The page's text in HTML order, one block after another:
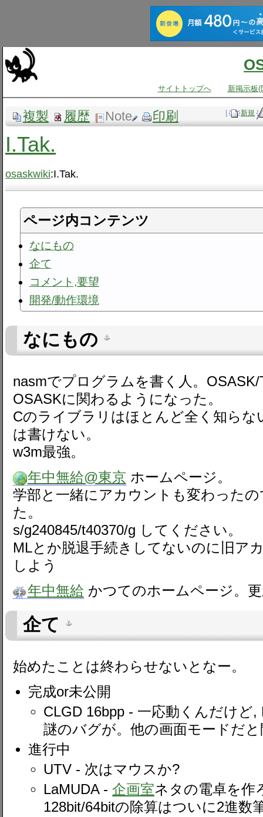
サイトトップへ 新掲示板(
| 新規
複製 履歴 Note 印刷
I.Tak.
osaskwiki:I.Tak.
ページ内コンテンツ
なにもの
企て
コメント,要望
開発/動作環境
なにもの
nasmでプログラムを書く人。
OSASKに関わるようになった。
Cのライブラリはほとんど全く知ら
は書けない。
w3m最強。
年中無給@東京 ホームページ。
学部と一緒にアカウントも変わった
た。
s/g240845/t40370/g してください。
MLとか脱退手続きしてないのに旧ア
しよう
年中無給 かつてのホームページ。
企て
始めたことは終わらせないとなー。
完成or未公開
CLGD 16bpp - 一応動くんだけど
謎のバグが。他の画面モードだ
進行中
UTV - 次はマウスか?
LaMUDA - 企画室ネタの電卓を作
128bit/64bitの除算はついに2進数